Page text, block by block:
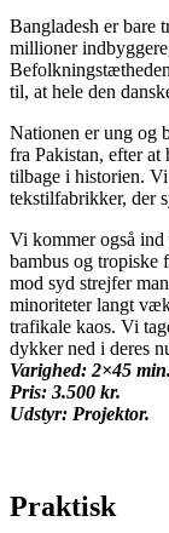
Bangladesh er bare
millioner
til, at hele den
Nationen er ung og
fra Pakistan, efter
tilbage i historien.
tekstilfabrikker, der
Vi kommer også ind
bambus og tropiske
mod syd strejfer
minoriteter langt
trafikale kaos. Vi
dykker ned i deres
Varighed: 2×45
Pris: 3.500 kr.
Udstyr: Projektor.
Praktisk